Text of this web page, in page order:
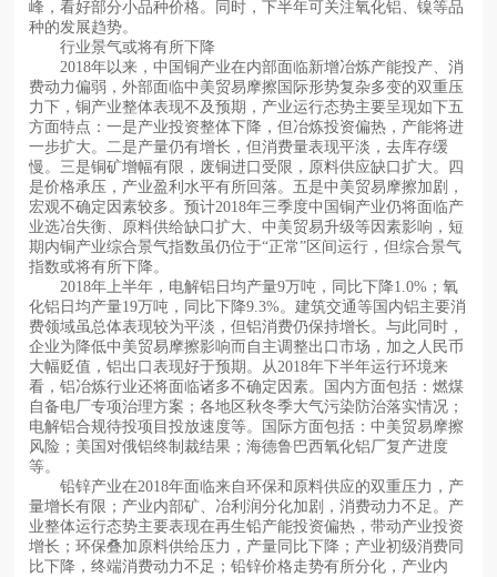
峰，看好部分小品种价格。同时，下半年可关注氧化铝、镍等品
种的发展趋势。
行业景气或将有所下降
2018年以来，中国铜产业在内部面临新增冶炼产能投产、消
费动力偏弱，外部面临中美贸易摩擦国际形势复杂多变的双重压
力下，铜产业整体表现不及预期，产业运行态势主要呈现如下五
方面特点：一是产业投资整体下降，但冶炼投资偏热，产能将进
一步扩大。二是产量仍有增长，但消费量表现平淡，去库存缓
慢。三是铜矿增幅有限，废铜进口受限，原料供应缺口扩大。四
是价格承压，产业盈利水平有所回落。五是中美贸易摩擦加剧，
宏观不确定因素较多。预计2018年三季度中国铜产业仍将面临产
业选冶失衡、原料供给缺口扩大、中美贸易升级等因素影响，短
期内铜产业综合景气指数虽仍位于“正常”区间运行，但综合景气
指数或将有所下降。
2018年上半年，电解铝日均产量9万吨，同比下降1.0%；氧
化铝日均产量19万吨，同比下降9.3%。建筑交通等国内铝主要消
费领域虽总体表现较为平淡，但铝消费仍保持增长。与此同时，
企业为降低中美贸易摩擦影响而自主调整出口市场，加之人民币
大幅贬值，铝出口表现好于预期。从2018年下半年运行环境来
看，铝冶炼行业还将面临诸多不确定因素。国内方面包括：燃煤
自备电厂专项治理方案；各地区秋冬季大气污染防治落实情况；
电解铝合规待投项目投放速度等。国际方面包括：中美贸易摩擦
风险；美国对俄铝终制裁结果；海德鲁巴西氧化铝厂复产进度
等。
铅锌产业在2018年面临来自环保和原料供应的双重压力，产
量增长有限；产业内部矿、冶利润分化加剧，消费动力不足。产
业整体运行态势主要表现在再生铅产能投资偏热，带动产业投资
增长；环保叠加原料供给压力，产量同比下降；产业初级消费同
比下降，终端消费动力不足；铅锌价格走势有所分化，产业内